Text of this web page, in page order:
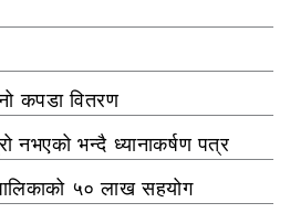
कपडा वितरण
नभएको भन्दै ध्यानाकर्षण पत्र
५० लाख सहयोग